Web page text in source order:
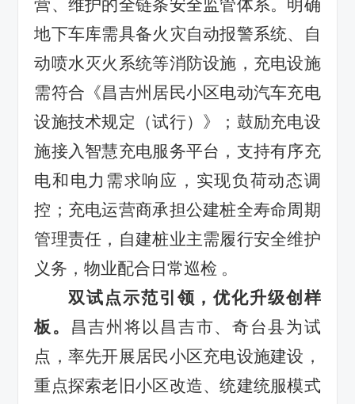
营、维护的全链条安全监管体系。明确
地下车库需具备火灾自动报警系统、自
动喷水灭火系统等消防设施，充电设施
需符合《昌吉州居民小区电动汽车充电
设施技术规定（试行）》；鼓励充电设
施接入智慧充电服务平台，支持有序充
电和电力需求响应，实现负荷动态调
控；充电运营商承担公建桩全寿命周期
管理责任，自建桩业主需履行安全维护
义务，物业配合日常巡检 。
双试点示范引领，优化升级创样
板。 昌吉州将以昌吉市、奇台县为试
点，率先开展居民小区充电设施建设，
重点探索老旧小区改造、统建统服模式